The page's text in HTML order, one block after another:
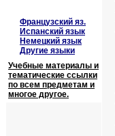
Французский яз.
Испанский язык
Немецкий язык
Другие языки
Учебные материалы и
тематические ссылки
по всем предметам и
многое другое.